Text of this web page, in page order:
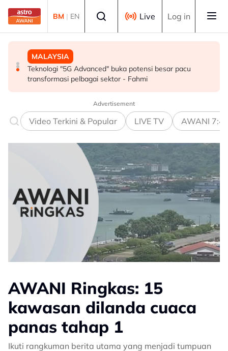
Skip to main content
BM | EN Live Log in
SUKAN
Mohamed Salah sertai Trabzonspor, terima €17 juta
semusim
MALAYSIA
Berita tempatan pilihan sepanjang hari ini
MALAYSIA
Teknologi "5G Advanced" buka potensi besar pacu
transformasi pelbagai sektor - Fahmi
Advertisement
Video Terkini & Popular LIVE TV AWANI
AWANI Ringkas: 15
kawasan dilanda cuaca
panas tahap 1
Ikuti rangkuman berita utama yang menjadi tumpuan